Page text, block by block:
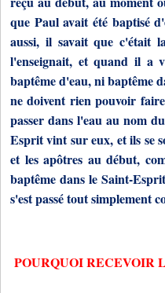
que Paul avait été baptisé
aussi, il savait que c'était
l'enseignait, et quand il a
baptême d'eau, ni baptême
ne doivent rien pouvoir
passer dans l'eau au nom
Esprit vint sur eux, et ils se
et les apôtres au début,
baptême dans le Saint-
s'est passé tout simplement
POURQUOI RECEVOIR